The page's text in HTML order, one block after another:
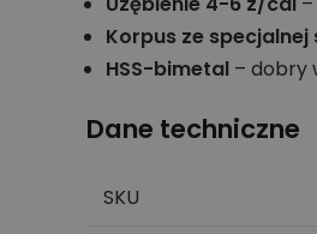
Korpus ze
HSS-bimetal – dobry
Dane techniczne
SKU